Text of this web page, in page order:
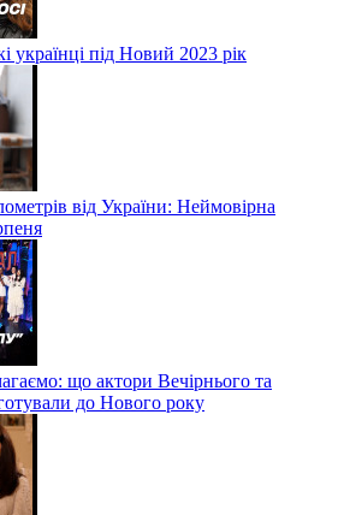
українці під Новий 2023 рік
від України: Неймовірна
що актори Вечірнього та
до Нового року